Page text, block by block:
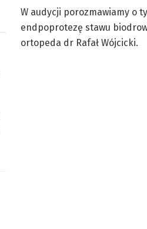
W audycji porozmawiamy o
endpoprotezę stawu
ortopeda dr Rafał Wójcicki.